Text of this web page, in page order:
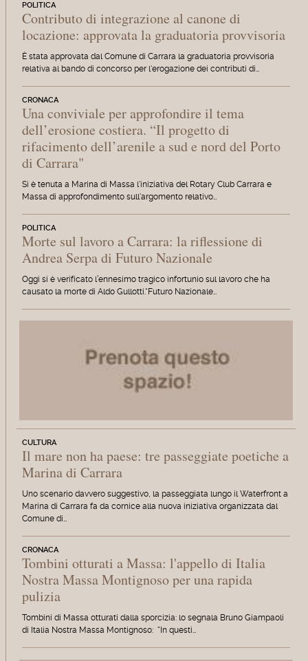
POLITICA
Contributo di integrazione al canone di
locazione: approvata la graduatoria provvisoria
È stata approvata dal Comune di Carrara la graduatoria provvisoria
relativa al bando di concorso per l'erogazione dei contributi di…
CRONACA
Una conviviale per approfondire il tema
dell’erosione costiera. “Il progetto di
rifacimento dell’arenile a sud e nord del Porto
di Carrara"
Si è tenuta a Marina di Massa l'iniziativa del Rotary Club Carrara e
Massa di approfondimento sull'argomento relativo…
POLITICA
Morte sul lavoro a Carrara: la riflessione di
Andrea Serpa di Futuro Nazionale
Oggi si è verificato l’ennesimo tragico infortunio sul lavoro che ha
causato la morte di Aldo Gullotti.“Futuro Nazionale…
CULTURA
Il mare non ha paese: tre passeggiate poetiche a
Marina di Carrara
Uno scenario davvero suggestivo, la passeggiata lungo il Waterfront a
Marina di Carrara fa da cornice alla nuova iniziativa organizzata dal
Comune di…
CRONACA
Tombini otturati a Massa: l'appello di Italia
Nostra Massa Montignoso per una rapida
pulizia
Tombini di Massa otturati dalla sporcizia: lo segnala Bruno Giampaoli
di Italia Nostra Massa Montignoso: "In questi…